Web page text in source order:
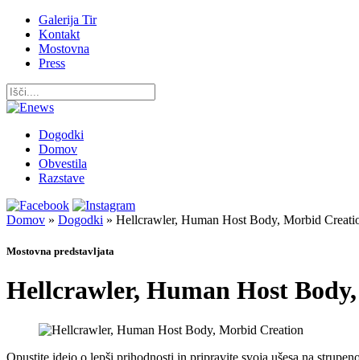
Galerija Tir
Kontakt
Mostovna
Press
Dogodki
Domov
Obvestila
Razstave
Domov » Dogodki » Hellcrawler, Human Host Body, Morbid
Mostovna predstavljata
Hellcrawler, Human Host
Opustite idejo o lepši prihodnosti in pripravite svoja ušesa na